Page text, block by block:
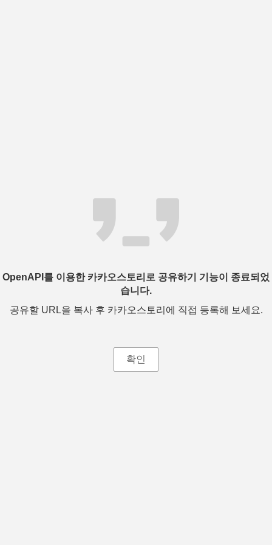
OpenAPI를 이용한 카카오스토리로 공유하기 기능이 종료되었
습니다.
공유할 URL을 복사 후 카카오스토리에 직접 등록해 보세요.
확인